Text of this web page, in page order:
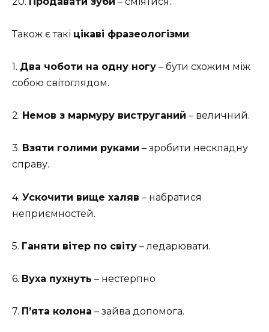
Також є такі цікаві фразеологізми:
1. Два чоботи на одну ногу – бути схожим між
собою світоглядом.
2. Немов з мармуру виструганий – величний.
3. Взяти голими руками – зробити нескладну
справу.
4. Ускочити вище халяв – набратися
неприємностей.
5. Ганяти вітер по світу – ледарювати.
6. Вуха пухнуть – нестерпно
7. П’ята колона – зайва допомога.